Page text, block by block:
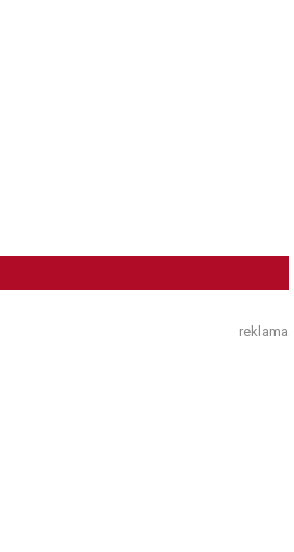
reklama